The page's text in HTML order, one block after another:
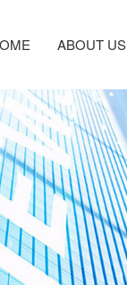
ABOUT US